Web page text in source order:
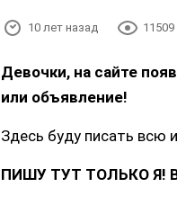
10 лет назад 11509
Девочки, на сайте
или объявление!
Здесь буду писать всю
ПИШУ ТУТ ТОЛЬКО Я!